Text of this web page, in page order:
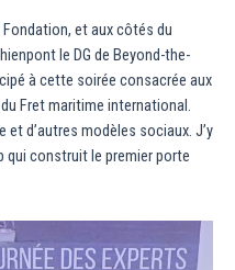
et aux côtés du
le DG de Beyond-the-
à cette soirée consacrée aux
Fret maritime international.
d’autres modèles sociaux. J’y
qui construit le premier porte